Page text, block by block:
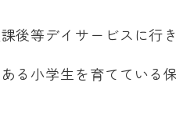
課後等デイサービスに
る小学生を育てている